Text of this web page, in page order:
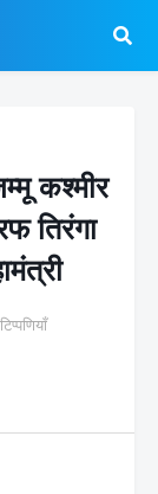
कश्मीर
तिरंगा